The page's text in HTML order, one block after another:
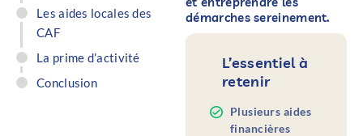
Les aides locales des
CAF
La prime d’activité
Conclusion
démarches sereinement.
L’essentiel à
retenir
Plusieurs aides
financières